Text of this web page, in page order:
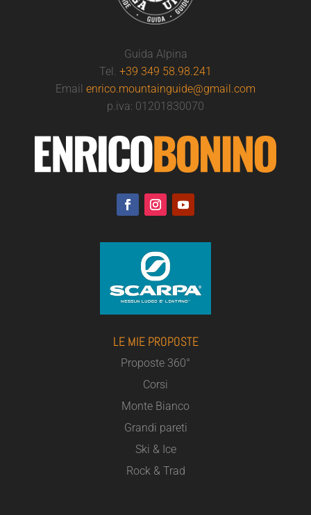
Guida Alpina
Tel. +39 349 58.98.241
Email enrico.mountainguide@gmail.com
p.iva: 01201830070
LE MIE PROPOSTE
Proposte 360°
Corsi
Monte Bianco
Grandi pareti
Ski & Ice
Rock & Trad